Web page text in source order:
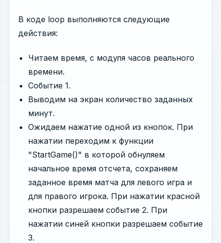
В коде loop выполняются следующие
действия:
Читаем время, с модуля часов реального
времени.
Событие 1.
Выводим на экран количество заданных
минут.
Ожидаем нажатие одной из кнопок. При
нажатии переходим к функции
"StartGame()" в которой обнуляем
начальное время отсчета, сохраняем
заданное время матча для левого игра и
для правого игрока. При нажатии красной
кнопки разрешаем событие 2. При
нажатии синей кнопки разрешаем событие
3.